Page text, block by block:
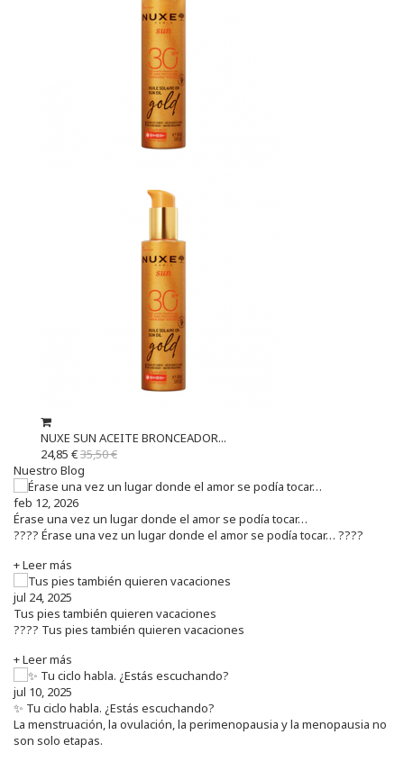
NUXE SUN ACEITE BRONCEADOR...
24,85 €35,50 €
Nuestro Blog
feb 12, 2026
Érase una vez un lugar donde el amor se podía tocar…
???? Érase una vez un lugar donde el amor se podía tocar… ????
+ Leer más
jul 24, 2025
Tus pies también quieren vacaciones
???? Tus pies también quieren vacaciones
+ Leer más
jul 10, 2025
✨ Tu ciclo habla. ¿Estás escuchando?
La menstruación, la ovulación, la perimenopausia y la menopausia no
son solo etapas.